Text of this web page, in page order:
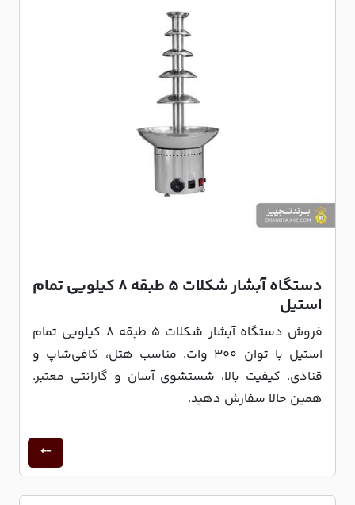
دستگاه آبشار شکلات 5 طبقه 8 کیلویی تمام
استیل
فروش دستگاه آبشار شکلات ۵ طبقه ۸ کیلویی تمام
استیل با توان ۳۰۰ وات. مناسب هتل، کافی‌شاپ و
قنادی. کیفیت بالا، شستشوی آسان و گارانتی معتبر.
همین حالا سفارش دهید.